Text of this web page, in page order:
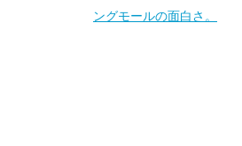
ングモールの面白さ。